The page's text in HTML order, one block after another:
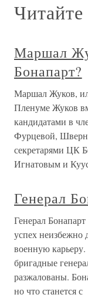
Маршал
Бонапарт?
Маршал Жуков,
Пленуме Жуков
кандидатами в
Фурцевой,
секретарями ЦК
Игнатовым и
Генерал
Генерал
успех неизбежно
военную
бригадные
разжалованы.
но что станется с